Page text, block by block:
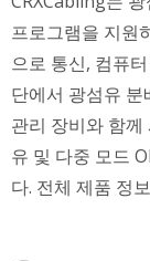
프로그램을 지원
으로 통신, 컴퓨
단에서 광섬유
관리 장비와 함께
유 및 다중 모드
다. 전체 제품 정